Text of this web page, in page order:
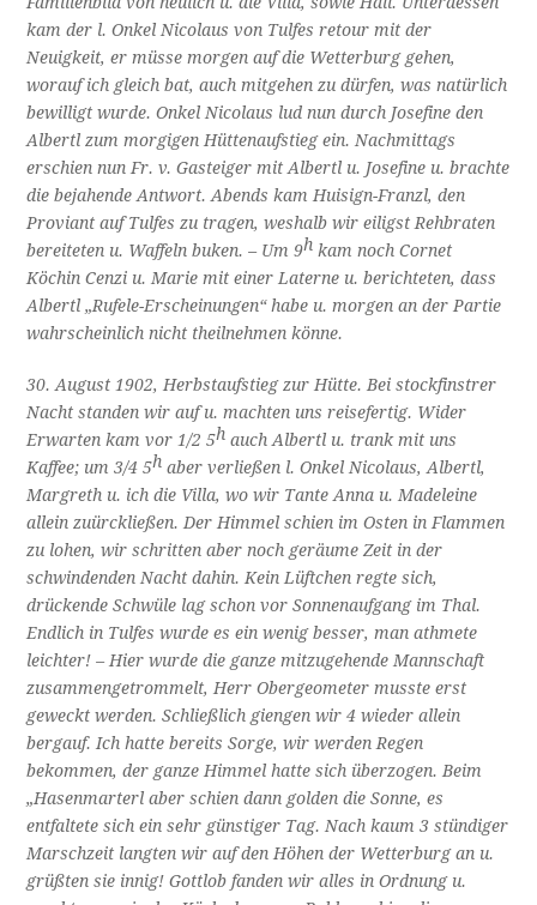
kam der l. Onkel Nicolaus von Tulfes retour mit der
Neuigkeit, er müsse morgen auf die Wetterburg gehen,
worauf ich gleich bat, auch mitgehen zu dürfen, was natürlich
bewilligt wurde. Onkel Nicolaus lud nun durch Josefine den
Albertl zum morgigen Hüttenaufstieg ein. Nachmittags
erschien nun Fr. v. Gasteiger mit Albertl u. Josefine u. brachte
die bejahende Antwort. Abends kam Huisign-Franzl, den
Proviant auf Tulfes zu tragen, weshalb wir eiligst Rehbraten
bereiteten u. Waffeln buken. – Um 9h kam noch Cornet
Köchin Cenzi u. Marie mit einer Laterne u. berichteten, dass
Albertl „Rufele-Erscheinungen“ habe u. morgen an der Partie
wahrscheinlich nicht theilnehmen könne.
30. August 1902, Herbstaufstieg zur Hütte. Bei stockfinstrer
Nacht standen wir auf u. machten uns reisefertig. Wider
Erwarten kam vor 1/2 5h auch Albertl u. trank mit uns
Kaffee; um 3/4 5h aber verließen l. Onkel Nicolaus, Albertl,
Margreth u. ich die Villa, wo wir Tante Anna u. Madeleine
allein zuürckließen. Der Himmel schien im Osten in Flammen
zu lohen, wir schritten aber noch geräume Zeit in der
schwindenden Nacht dahin. Kein Lüftchen regte sich,
drückende Schwüle lag schon vor Sonnenaufgang im Thal.
Endlich in Tulfes wurde es ein wenig besser, man athmete
leichter! – Hier wurde die ganze mitzugehende Mannschaft
zusammengetrommelt, Herr Obergeometer musste erst
geweckt werden. Schließlich giengen wir 4 wieder allein
bergauf. Ich hatte bereits Sorge, wir werden Regen
bekommen, der ganze Himmel hatte sich überzogen. Beim
„Hasenmarterl aber schien dann golden die Sonne, es
entfaltete sich ein sehr günstiger Tag. Nach kaum 3 stündiger
Marschzeit langten wir auf den Höhen der Wetterburg an u.
grüßten sie innig! Gottlob fanden wir alles in Ordnung u.